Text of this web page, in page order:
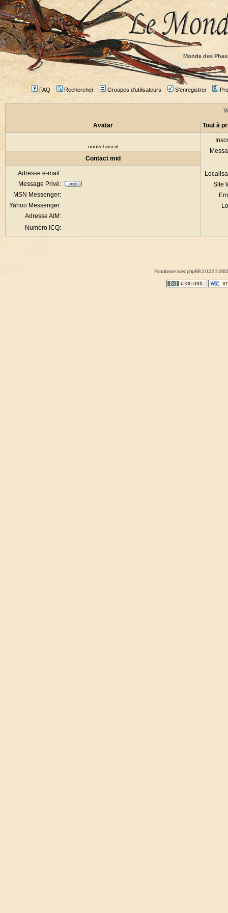
Monde des
FAQ Rechercher Groupes d'utilisateurs S'enregistrer
Avatar Tout à
nouvel inscrit
Site
Contact mid
Adresse e-mail:
Message Privé:
MSN Messenger:
Yahoo Messenger:
Adresse AIM:
Numéro ICQ:
Fonctionne avecphpBB2.0.22 ©